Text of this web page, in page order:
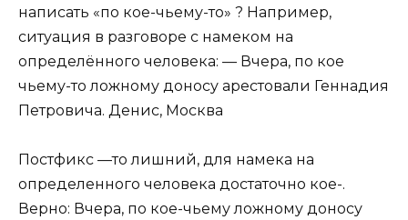
написать «по кое-чьему-то» ? Например,
ситуация в разговоре с намеком на
определённого человека: — Вчера, по кое
чьему-то ложному доносу арестовали Геннадия
Петровича. Денис, Москва
Постфикс —то лишний, для намека на
определенного человека достаточно кое-.
Верно: Вчера, по кое-чьему ложному доносу